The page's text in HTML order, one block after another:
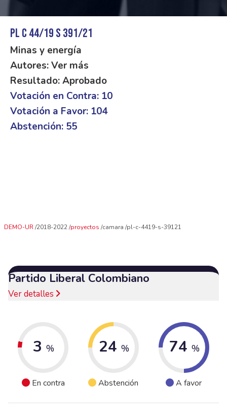
PL C 44/19 S 391/21
Minas y energía
Autores: Ver más
Resultado: Aprobado
Votación en Contra: 10
Votación a Favor: 104
Abstención: 55
DEMO-UR 2018-2022 proyectos camara pl-c-4419-s-39121
Partido Liberal Colombiano
Ver detalles
3 %
En contra
24 %
Abstención
74 %
A favor